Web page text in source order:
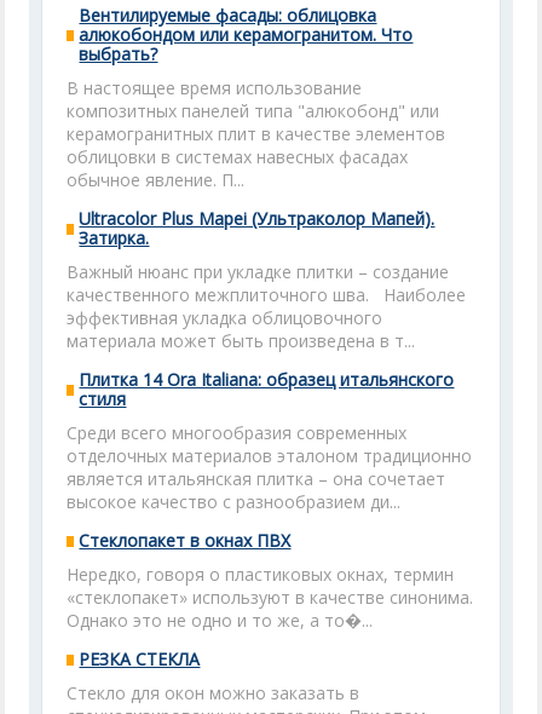
Вентилируемые фасады: облицовка
алюкобондом или керамогранитом. Что
выбрать?
В настоящее время использование
композитных панелей типа "алюкобонд" или
керамогранитных плит в качестве элементов
облицовки в системах навесных фасадах
обычное явление. П...
Ultracolor Plus Mapei (Ультраколор Мапей).
Затирка.
Важный нюанс при укладке плитки – создание
качественного межплиточного шва. Наиболее
эффективная укладка облицовочного
материала может быть произведена в т...
Плитка 14 Ora Italiana: образец итальянского
стиля
Среди всего многообразия современных
отделочных материалов эталоном традиционно
является итальянская плитка – она сочетает
высокое качество с разнообразием ди...
Стеклопакет в окнах ПВХ
Нередко, говоря о пластиковых окнах, термин
«стеклопакет» используют в качестве синонима.
Однако это не одно и то же, а то�...
РЕЗКА СТЕКЛА
Стекло для окон можно заказать в